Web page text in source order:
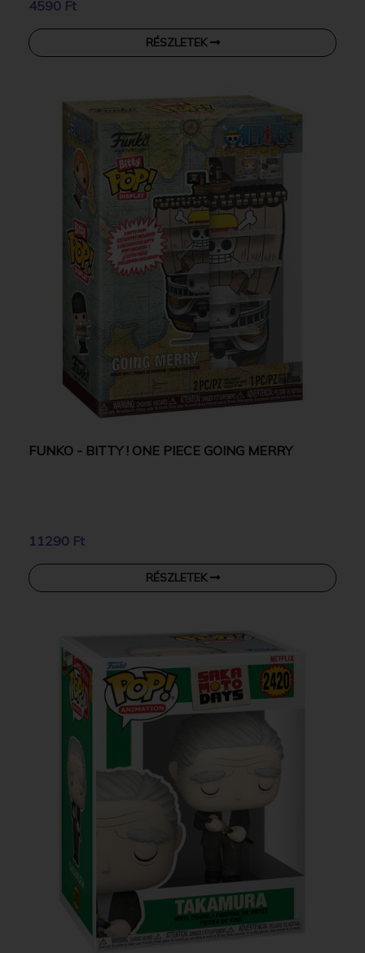
4590 Ft
RÉSZLETEK
FUNKO - BITTY ! ONE PIECE GOING MERRY
11290 Ft
RÉSZLETEK